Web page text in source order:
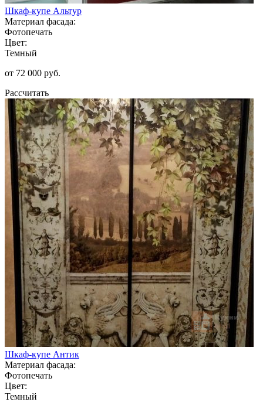
Шкаф-купе Альтур
Материал фасада:
Фотопечать
Цвет:
Темный
от 72 000 руб.
Рассчитать
Шкаф-купе Антик
Материал фасада:
Фотопечать
Цвет:
Темный